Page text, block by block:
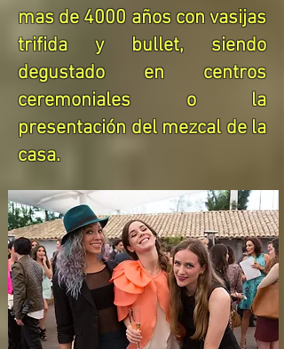
mas de 4000 años con vasijas
trifida y bullet, siendo
degustado en centros
ceremoniales o la
presentación del mezcal de la
casa.